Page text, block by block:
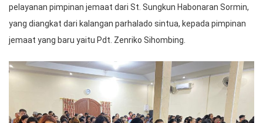
pelayanan pimpinan jemaat dari St. Sungkun Habonaran Sormin,
yang diangkat dari kalangan parhalado sintua, kepada pimpinan
jemaat yang baru yaitu Pdt. Zenriko Sihombing.